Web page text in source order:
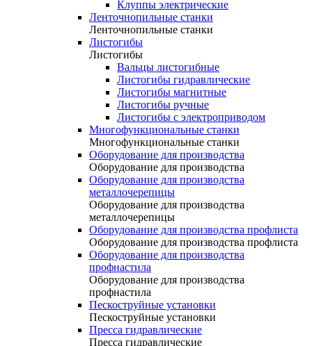
Клуппы электрические
Ленточнопильные станки
Ленточнопильные станки
Листогибы
Листогибы
Вальцы листогибные
Листогибы гидравлические
Листогибы магнитные
Листогибы ручные
Листогибы с электроприводом
Многофункциональные станки
Многофункциональные станки
Оборудование для производства
Оборудование для производства
Оборудование для производства
металлочерепицы
Оборудование для производства
металлочерепицы
Оборудование для производства профлиста
Оборудование для производства профлиста
Оборудование для производства
профнастила
Оборудование для производства
профнастила
Пескоструйные установки
Пескоструйные установки
Пресса гидравлические
Пресса гидравлические